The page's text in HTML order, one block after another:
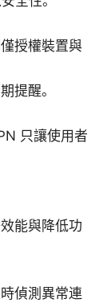
授權裝置與
提醒。
只讓使用者
能與降低功
偵測異常連